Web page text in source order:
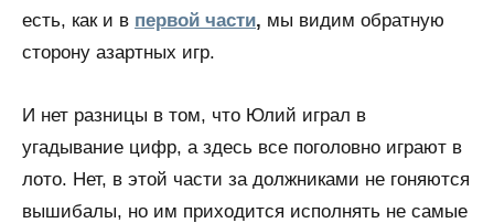
есть, как и в первой части, мы видим обратную
сторону азартных игр.
И нет разницы в том, что Юлий играл в
угадывание цифр, а здесь все поголовно играют в
лото. Нет, в этой части за должниками не гоняются
вышибалы, но им приходится исполнять не самые